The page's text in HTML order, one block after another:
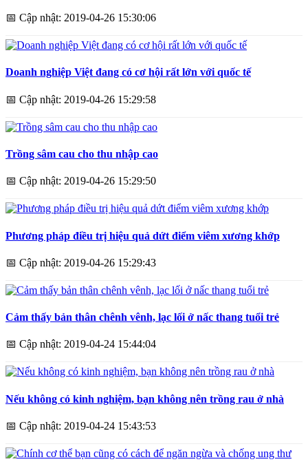
📅 Cập nhật: 2019-04-26 15:30:06
Doanh nghiệp Việt đang có cơ hội rất lớn với quốc tế
📅 Cập nhật: 2019-04-26 15:29:58
Trồng sâm cau cho thu nhập cao
📅 Cập nhật: 2019-04-26 15:29:50
Phương pháp điều trị hiệu quả dứt điểm viêm xương khớp
📅 Cập nhật: 2019-04-26 15:29:43
Cảm thấy bản thân chênh vênh, lạc lối ở nấc thang tuổi trẻ
📅 Cập nhật: 2019-04-24 15:44:04
Nếu không có kinh nghiệm, bạn không nên trồng rau ở nhà
📅 Cập nhật: 2019-04-24 15:43:53